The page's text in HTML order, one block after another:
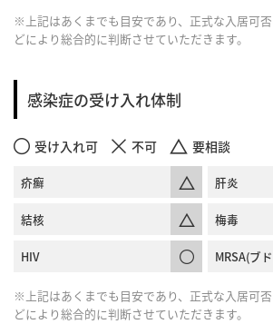
※上記はあくまでも目安であり、正式な入居可
どにより総合的に判断させていただきます。
感染症の受け入れ体制
受け入れ可 不可 要相談
疥癬 肝炎
結核 梅毒
HIV MRSA(ブ
※上記はあくまでも目安であり、正式な入居可
どにより総合的に判断させていただきます。